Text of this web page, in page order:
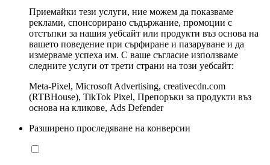
Приемайки тези услуги, ние можем да показваме
реклами, спонсорирано съдържание, промоции с
отстъпки за нашия уебсайт или продукти въз основа на
вашето поведение при сърфиране и пазаруване и да
измерваме успеха им. С ваше съгласие използваме
следните услуги от трети страни на този уебсайт:
Meta-Pixel, Microsoft Advertising, creativecdn.com
(RTBHouse), TikTok Pixel, Препоръки за продукти въз
основа на кликове, Ads Defender
Разширено проследяване на конверсии